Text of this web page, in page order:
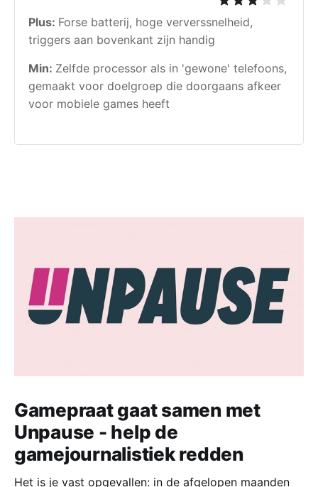
Plus: Forse batterij, hoge ververssnelheid,
triggers aan bovenkant zijn handig
Min: Zelfde processor als in 'gewone' telefoons,
gemaakt voor doelgroep die doorgaans afkeer
voor mobiele games heeft
Gamepraat gaat samen met
Unpause - help de
gamejournalistiek redden
Het is je vast opgevallen: in de afgelopen maanden